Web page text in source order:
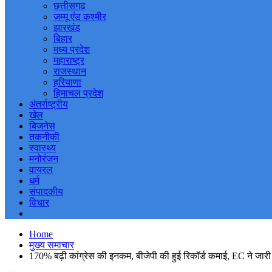
छत्तीसगढ़
जम्मू एंड कश्मीर
झारखंड
बिहार
मध्य प्रदेश
महाराष्ट्र
राजस्थान
हरियाणा
हिमाचल प्रदेश
अंतर्राष्ट्रीय
खेल
बिजनेस
तकनीकी
स्वास्थ्य
मनोरंजन
वायरल
धर्म
संपादकीय
विचार
Home
मुख्य समाचार
170% बढ़ी कांग्रेस की इनकम, बीजेपी की हुई रिकॉर्ड कमाई, EC ने जारी